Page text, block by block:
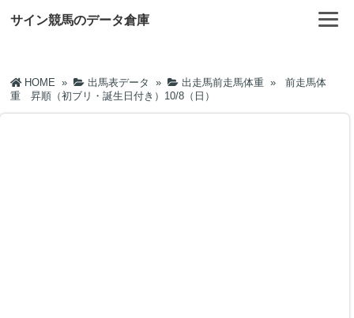
サイン競馬のデータ倉庫
HOME » 出馬表データ » 出走馬前走馬体重 »
前走馬体
重 昇順（初ブリ・誕生日付き）10/8（日）